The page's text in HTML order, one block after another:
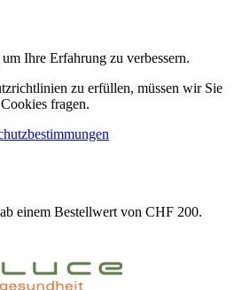
Ihre Erfahrung zu verbessern.
zu erfüllen, müssen wir Sie
fragen.
einem Bestellwert von CHF 200.